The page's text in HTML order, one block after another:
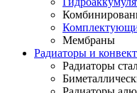
Мембраны
Радиаторы и
Радиаторы